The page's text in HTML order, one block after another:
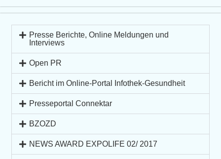
Presse Berichte, Online Meldungen und
Interviews
Open PR
Bericht im Online-Portal Infothek-Gesundheit
Presseportal Connektar
BZOZD
NEWS AWARD EXPOLIFE 02/ 2017